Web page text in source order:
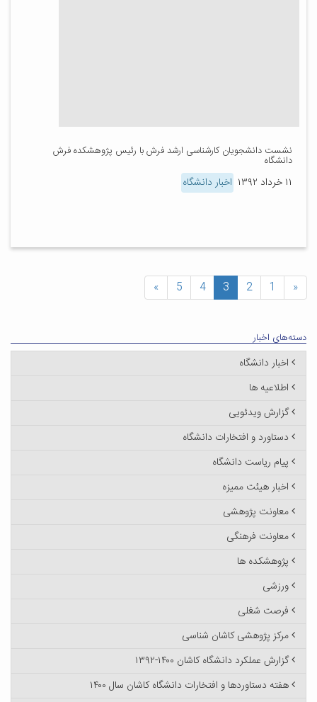
نشست دانشجویان کارشناسی ارشد فرش با رئیس پژوهشکده فرش
دانشگاه
۱۱ خرداد ۱۳۹۲ اخبار دانشگاه
«
1
2
3
4
5
»
دسته‌های اخبار
اخبار دانشگاه
اطلاعیه ها
گزارش ویدئویی
دستاورد و افتخارات دانشگاه
پیام ریاست دانشگاه
اخبار هیئت ممیزه
معاونت پژوهشی
معاونت فرهنگی
پژوهشکده ها
ورزشی
فرصت شغلی
مرکز پژوهشی کاشان شناسی
گزارش عملکرد دانشگاه کاشان ۱۴۰۰-۱۳۹۲
هفته دستاوردها و افتخارات دانشگاه کاشان سال ۱۴۰۰